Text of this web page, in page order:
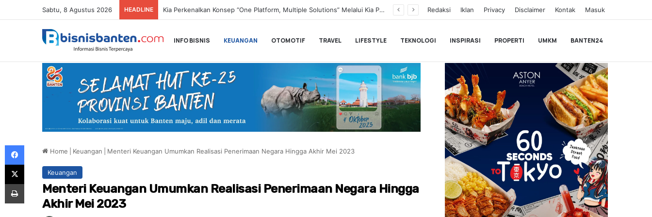
Sabtu, 8 Agustus 2026 HEADLINE Transformasi Digital Perkuat Layanan, Bank bjb Raih Lima Titanium Awards pada PRIMA Awards 2026 Redaksi Iklan Privacy Disclaimer Kontak Masuk
INFO BISNIS KEUANGAN OTOMOTIF TRAVEL LIFESTYLE TEKNOLOGI INSPIRASI PROPERTI UMKM BANTEN24
Home Keuangan Menteri Keuangan Umumkan Realisasi Penerimaan Negara Hingga Akhir Mei 2023
Keuangan
Menteri Keuangan Umumkan Realisasi Penerimaan Negara Hingga
Akhir Mei 2023